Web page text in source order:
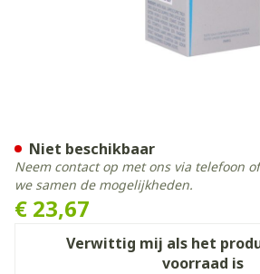
€ 23,67
Verwittig mij als het
voorraad is
Niet beschikbaar
Neem contact op met ons via telefoon
we samen de mogelijkheden.